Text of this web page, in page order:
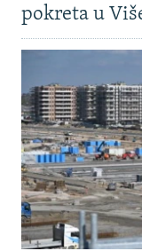
pokreta u